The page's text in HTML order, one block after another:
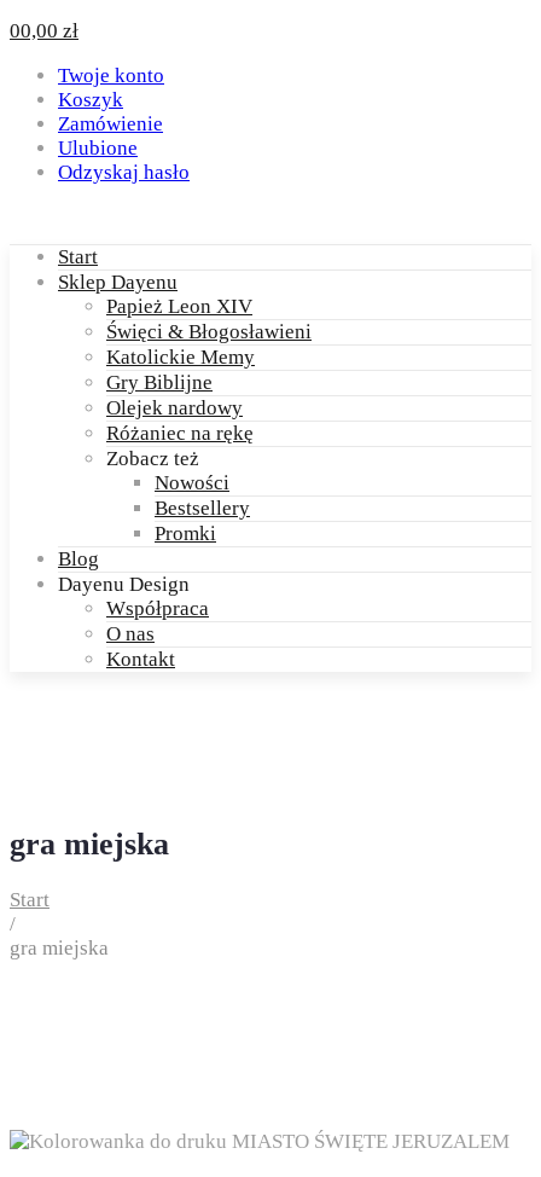
00,00 zł
Twoje konto
Koszyk
Zamówienie
Ulubione
Odzyskaj hasło
Start
Sklep Dayenu
Papież Leon XIV
Święci & Błogosławieni
Katolickie Memy
Gry Biblijne
Olejek nardowy
Różaniec na rękę
Zobacz też
Nowości
Bestsellery
Promki
Blog
Dayenu Design
Współpraca
O nas
Kontakt
gra miejska
Start
/
gra miejska